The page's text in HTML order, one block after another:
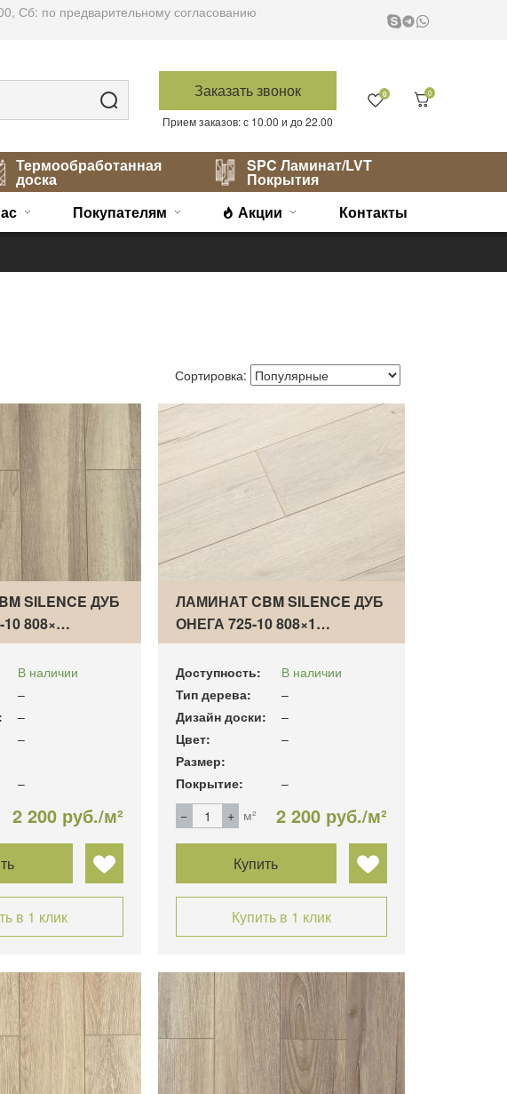
Сб: по предварительному согласованию
Заказать звонок
Прием заказов: с 10.00 и до 22.00
0 0
Термообработанная
доска
SPC Ламинат/LVT
Покрытия
Покупателям Акции Контакты
Сортировка:
SILENCE ДУБ
808×…
В наличии
–
–
–
–
2 200 руб./м²
в 1 клик
ЛАМИНАТ CBM SILENCE ДУБ
ОНЕГА 725-10 808×1…
Доступность:
В наличии
Тип дерева:
–
Дизайн доски:
–
Цвет:
–
Размер:
Покрытие:
–
м²
2 200 руб./м²
Купить
Купить в 1 клик